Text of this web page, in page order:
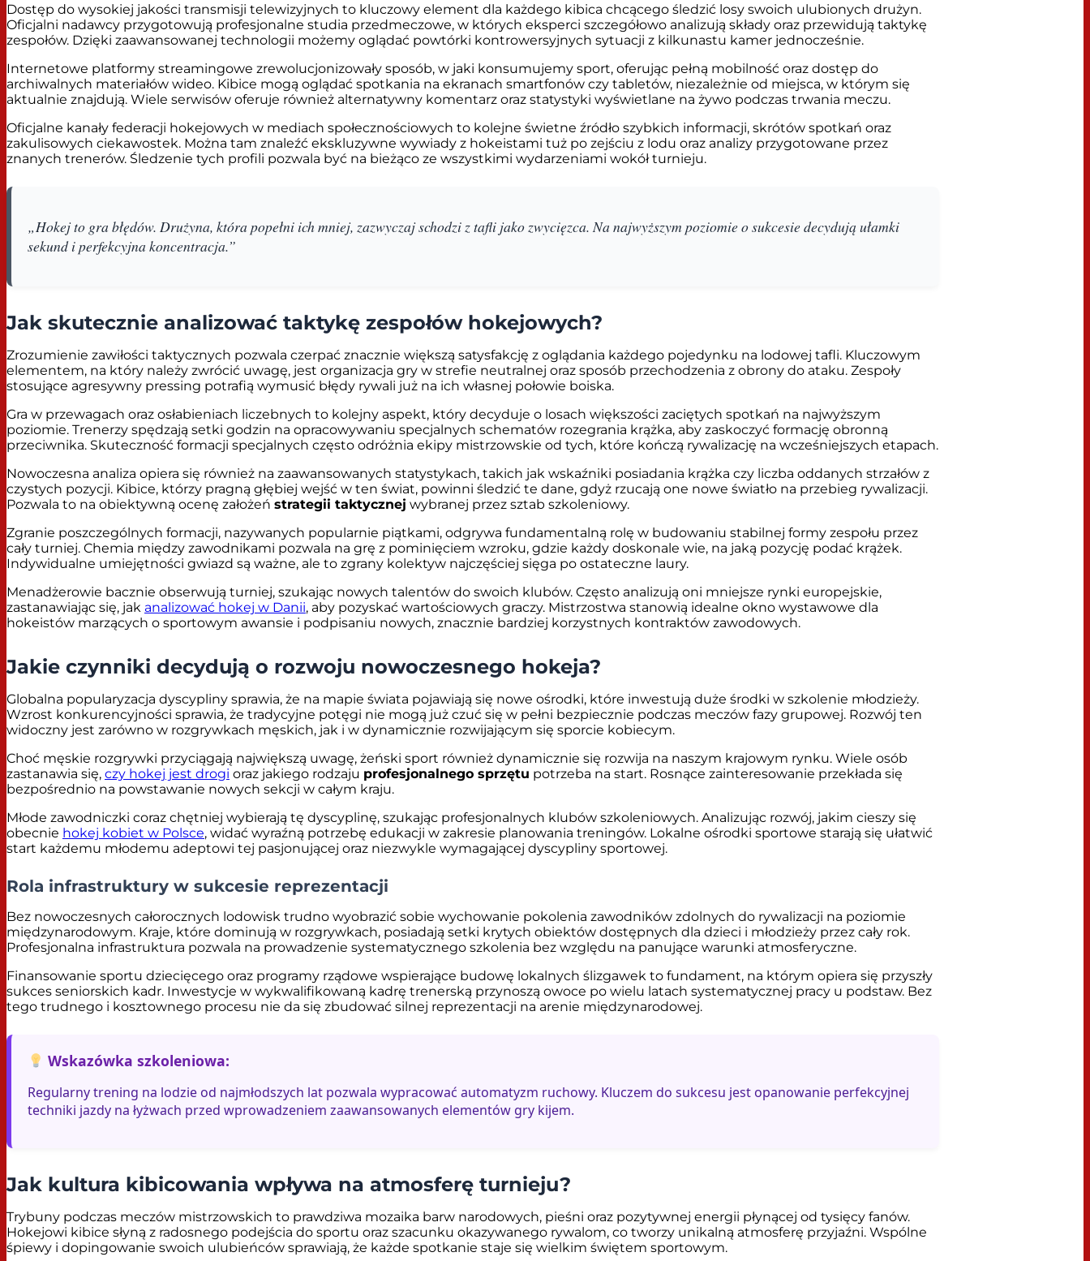
Dostęp do wysokiej jakości transmisji telewizyjnych to kluczowy element dla każdego kibica chcącego śledzić losy swoich ulubionych drużyn.
Oficjalni nadawcy przygotowują profesjonalne studia przedmeczowe, w których eksperci szczegółowo analizują składy oraz przewidują taktykę
zespołów. Dzięki zaawansowanej technologii możemy oglądać powtórki kontrowersyjnych sytuacji z kilkunastu kamer jednocześnie.
Internetowe platformy streamingowe zrewolucjonizowały sposób, w jaki konsumujemy sport, oferując pełną mobilność oraz dostęp do
archiwalnych materiałów wideo. Kibice mogą oglądać spotkania na ekranach smartfonów czy tabletów, niezależnie od miejsca, w którym się
aktualnie znajdują. Wiele serwisów oferuje również alternatywny komentarz oraz statystyki wyświetlane na żywo podczas trwania meczu.
Oficjalne kanały federacji hokejowych w mediach społecznościowych to kolejne świetne źródło szybkich informacji, skrótów spotkań oraz
zakulisowych ciekawostek. Można tam znaleźć ekskluzywne wywiady z hokeistami tuż po zejściu z lodu oraz analizy przygotowane przez
znanych trenerów. Śledzenie tych profili pozwala być na bieżąco ze wszystkimi wydarzeniami wokół turnieju.
„Hokej to gra błędów. Drużyna, która popełni ich mniej, zazwyczaj schodzi z tafli jako zwycięzca. Na najwyższym poziomie o sukcesie decydują ułamki
sekund i perfekcyjna koncentracja.”
Jak skutecznie analizować taktykę zespołów hokejowych?
Zrozumienie zawiłości taktycznych pozwala czerpać znacznie większą satysfakcję z oglądania każdego pojedynku na lodowej tafli. Kluczowym
elementem, na który należy zwrócić uwagę, jest organizacja gry w strefie neutralnej oraz sposób przechodzenia z obrony do ataku. Zespoły
stosujące agresywny pressing potrafią wymusić błędy rywali już na ich własnej połowie boiska.
Gra w przewagach oraz osłabieniach liczebnych to kolejny aspekt, który decyduje o losach większości zaciętych spotkań na najwyższym
poziomie. Trenerzy spędzają setki godzin na opracowywaniu specjalnych schematów rozegrania krążka, aby zaskoczyć formację obronną
przeciwnika. Skuteczność formacji specjalnych często odróżnia ekipy mistrzowskie od tych, które kończą rywalizację na wcześniejszych etapach.
Nowoczesna analiza opiera się również na zaawansowanych statystykach, takich jak wskaźniki posiadania krążka czy liczba oddanych strzałów z
czystych pozycji. Kibice, którzy pragną głębiej wejść w ten świat, powinni śledzić te dane, gdyż rzucają one nowe światło na przebieg rywalizacji.
Pozwala to na obiektywną ocenę założeń strategii taktycznej wybranej przez sztab szkoleniowy.
Zgranie poszczególnych formacji, nazywanych popularnie piątkami, odgrywa fundamentalną rolę w budowaniu stabilnej formy zespołu przez
cały turniej. Chemia między zawodnikami pozwala na grę z pominięciem wzroku, gdzie każdy doskonale wie, na jaką pozycję podać krążek.
Indywidualne umiejętności gwiazd są ważne, ale to zgrany kolektyw najczęściej sięga po ostateczne laury.
Menadżerowie bacznie obserwują turniej, szukając nowych talentów do swoich klubów. Często analizują oni mniejsze rynki europejskie,
zastanawiając się, jak analizować hokej w Danii, aby pozyskać wartościowych graczy. Mistrzostwa stanowią idealne okno wystawowe dla
hokeistów marzących o sportowym awansie i podpisaniu nowych, znacznie bardziej korzystnych kontraktów zawodowych.
Jakie czynniki decydują o rozwoju nowoczesnego hokeja?
Globalna popularyzacja dyscypliny sprawia, że na mapie świata pojawiają się nowe ośrodki, które inwestują duże środki w szkolenie młodzieży.
Wzrost konkurencyjności sprawia, że tradycyjne potęgi nie mogą już czuć się w pełni bezpiecznie podczas meczów fazy grupowej. Rozwój ten
widoczny jest zarówno w rozgrywkach męskich, jak i w dynamicznie rozwijającym się sporcie kobiecym.
Choć męskie rozgrywki przyciągają największą uwagę, żeński sport również dynamicznie się rozwija na naszym krajowym rynku. Wiele osób
zastanawia się, czy hokej jest drogi oraz jakiego rodzaju profesjonalnego sprzętu potrzeba na start. Rosnące zainteresowanie przekłada się
bezpośrednio na powstawanie nowych sekcji w całym kraju.
Młode zawodniczki coraz chętniej wybierają tę dyscyplinę, szukając profesjonalnych klubów szkoleniowych. Analizując rozwój, jakim cieszy się
obecnie hokej kobiet w Polsce, widać wyraźną potrzebę edukacji w zakresie planowania treningów. Lokalne ośrodki sportowe starają się ułatwić
start każdemu młodemu adeptowi tej pasjonującej oraz niezwykle wymagającej dyscypliny sportowej.
Rola infrastruktury w sukcesie reprezentacji
Bez nowoczesnych całorocznych lodowisk trudno wyobrazić sobie wychowanie pokolenia zawodników zdolnych do rywalizacji na poziomie
międzynarodowym. Kraje, które dominują w rozgrywkach, posiadają setki krytych obiektów dostępnych dla dzieci i młodzieży przez cały rok.
Profesjonalna infrastruktura pozwala na prowadzenie systematycznego szkolenia bez względu na panujące warunki atmosferyczne.
Finansowanie sportu dziecięcego oraz programy rządowe wspierające budowę lokalnych ślizgawek to fundament, na którym opiera się przyszły
sukces seniorskich kadr. Inwestycje w wykwalifikowaną kadrę trenerską przynoszą owoce po wielu latach systematycznej pracy u podstaw. Bez
tego trudnego i kosztownego procesu nie da się zbudować silnej reprezentacji na arenie międzynarodowej.
Wskazówka szkoleniowa:
Regularny trening na lodzie od najmłodszych lat pozwala wypracować automatyzm ruchowy. Kluczem do sukcesu jest opanowanie perfekcyjnej
techniki jazdy na łyżwach przed wprowadzeniem zaawansowanych elementów gry kijem.
Jak kultura kibicowania wpływa na atmosferę turnieju?
Trybuny podczas meczów mistrzowskich to prawdziwa mozaika barw narodowych, pieśni oraz pozytywnej energii płynącej od tysięcy fanów.
Hokejowi kibice słyną z radosnego podejścia do sportu oraz szacunku okazywanego rywalom, co tworzy unikalną atmosferę przyjaźni. Wspólne
śpiewy i dopingowanie swoich ulubieńców sprawiają, że każde spotkanie staje się wielkim świętem sportowym.